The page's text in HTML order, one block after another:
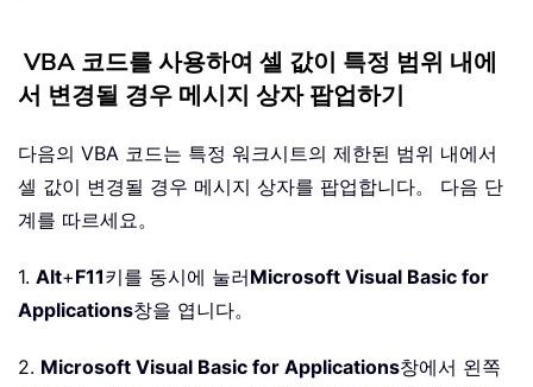
VBA 코드를 사용하여 셀 값이 특정 범위 내에
서 변경될 경우 메시지 상자 팝업하기
다음의 VBA 코드는 특정 워크시트의 제한된 범위 내에서
셀 값이 변경될 경우 메시지 상자를 팝업합니다。 다음 단
계를 따르세요。
1. Alt+F11키를 동시에 눌러Microsoft Visual Basic for
Applications창을 엽니다。
2. Microsoft Visual Basic for Applications창에서 왼쪽